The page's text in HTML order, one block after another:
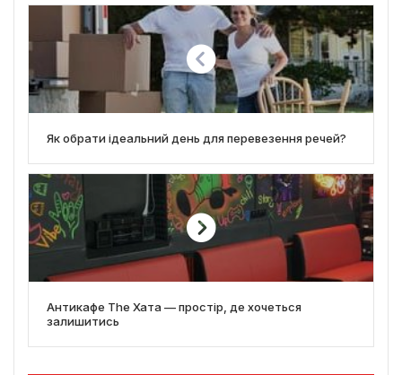
Як обрати ідеальний день для перевезення речей?
Антикафе The Хата — простір, де хочеться
залишитись